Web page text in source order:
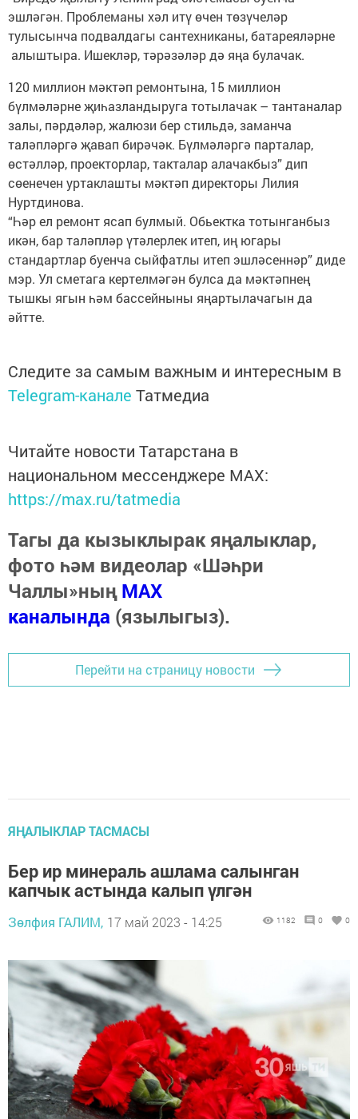
эшләгән. Проблеманы хәл итү өчен төзүчеләр
тулысынча подвалдагы сантехниканы, батареяләрне
алыштыра. Ишекләр, тәрәзәләр дә яңа булачак.
120 миллион мәктәп ремонтына, 15 миллион
бүлмәләрне җиһазландыруга тотылачак – тантаналар
залы, пәрдәләр, жалюзи бер стильдә, заманча
таләпләргә җавап бирәчәк. Бүлмәләргә парталар,
өстәлләр, проекторлар, такталар алачакбыз” дип
сөенечен уртаклашты мәктәп директоры Лилия
Нуртдинова.
“Һәр ел ремонт ясап булмый. Обьектка тотынганбыз
икән, бар таләпләр үтәлерлек итеп, иң югары
стандартлар буенча сыйфатлы итеп эшләсеннәр” диде
мэр. Ул сметага кертелмәгән булса да мәктәпнең
тышкы ягын һәм бассейныны яңартылачагын да
әйтте.
Следите за самым важным и интересным в
Telegram-канале Татмедиа
Читайте новости Татарстана в
национальном мессенджере MАХ:
https://max.ru/tatmedia
Тагы да кызыклырак яңалыклар,
фото һәм видеолар «Шәһри
Чаллы»ныңMAX
каналында (язылыгыз).
Перейти на страницу новости
ЯҢАЛЫКЛАР ТАСМАСЫ
Бер ир минераль ашлама салынган
капчык астында калып үлгән
Зөлфия ГАЛИМ, 17 май 2023 - 14:25 1182 0 0